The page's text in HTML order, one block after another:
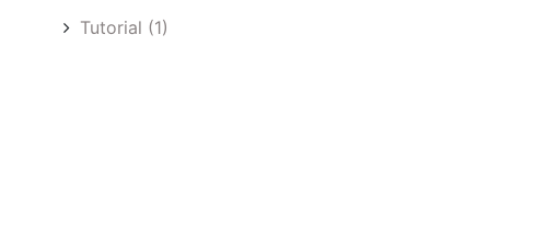
Tutorial (1)